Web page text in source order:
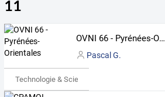
11
OVNI 66 - Pyrénées-Orientales
Pascal G.
Technologie & Science